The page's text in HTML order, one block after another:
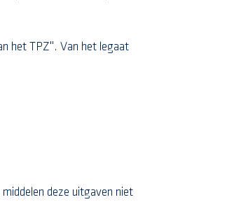
het TPZ". Van het legaat
deze uitgaven niet